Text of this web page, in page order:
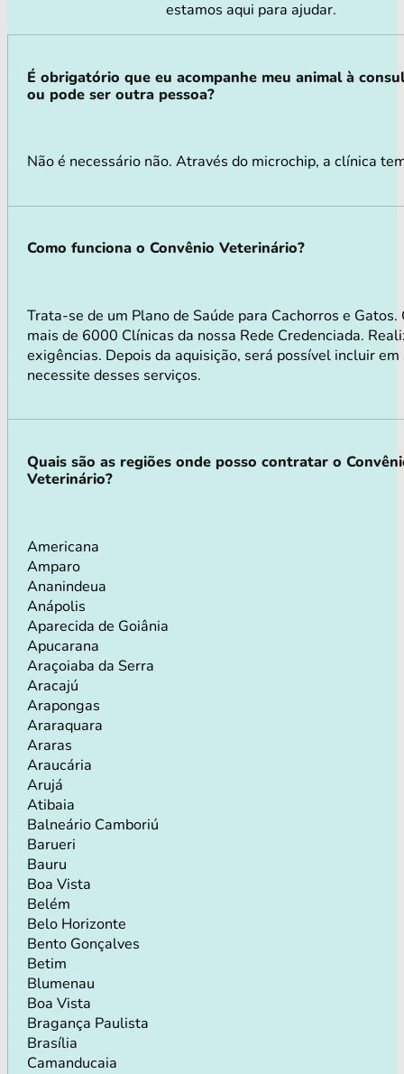
estamos aqui para ajudar.
É obrigatório que eu acompanhe meu animal à
ou pode ser outra pessoa?
Não é necessário não. Através do microchip, a clínica
Como funciona o Convênio Veterinário?
Trata-se de um Plano de Saúde para Cachorros e
mais de 6000 Clínicas da nossa Rede Credenciada.
exigências. Depois da aquisição, será possível incluir
necessite desses serviços.
Quais são as regiões onde posso contratar o
Veterinário?
Americana
Amparo
Ananindeua
Anápolis
Aparecida de Goiânia
Apucarana
Araçoiaba da Serra
Aracajú
Arapongas
Araraquara
Araras
Araucária
Arujá
Atibaia
Balneário Camboriú
Barueri
Bauru
Boa Vista
Belém
Belo Horizonte
Bento Gonçalves
Betim
Blumenau
Boa Vista
Bragança Paulista
Brasília
Camanducaia